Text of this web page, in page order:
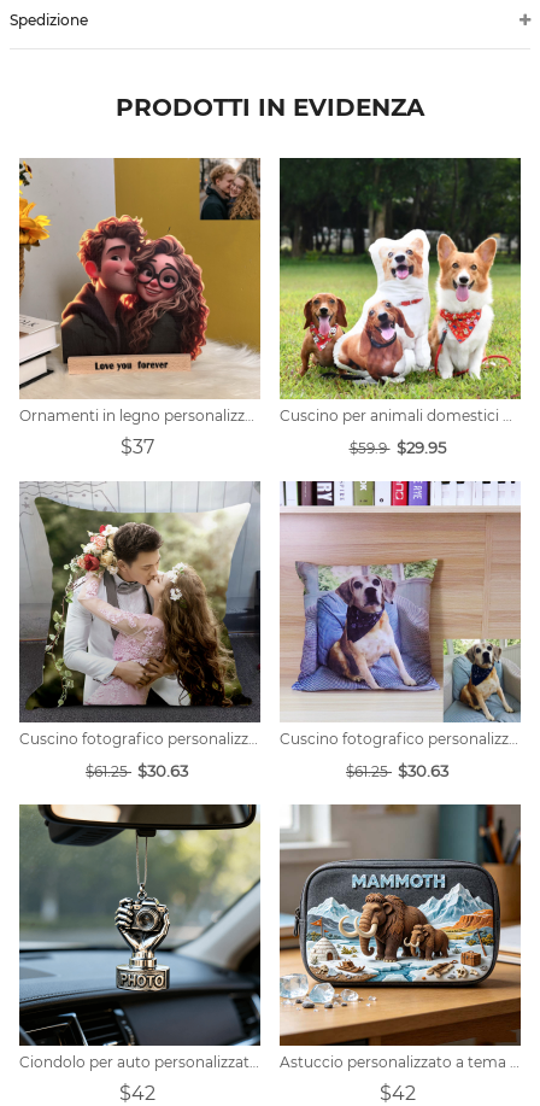
Spedizione
PRODOTTI IN EVIDENZA
$37
$59.9 $29.95
$61.25 $30.63
$61.25 $30.63
$42 $42